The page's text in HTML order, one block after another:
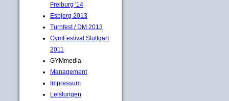
Freiburg '14
Esbjerg 2013
Turnfest / DM 2013
GymFestival Stuttgart
2011
GYMmedia
Management
Impressum
Leistungen